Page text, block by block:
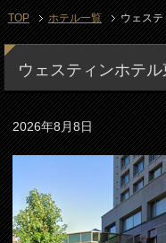
TOP ホテル一覧 ウェステ
ウェスティンホテ
2026年8月8日